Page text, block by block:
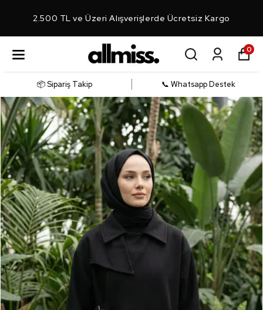
2.500 TL ve Üzeri Alışverişlerde Ücretsiz Kargo
0
📦 Sipariş Takip 📞 Whatsapp Destek